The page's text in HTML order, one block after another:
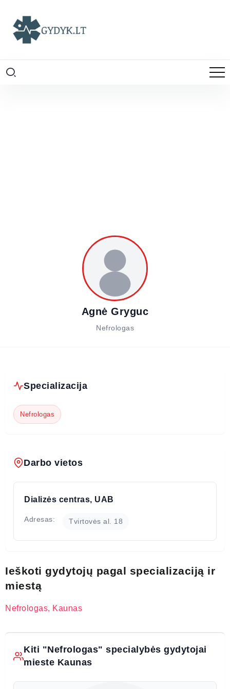
Agnė Gryguc
Nefrologas
Specializacija
Nefrologas
Darbo vietos
Dializės centras, UAB
Adresas: Tvirtovės al. 18
Ieškoti gydytojų pagal specializaciją ir
miestą
Nefrologas, Kaunas
Kiti "Nefrologas" specialybės gydytojai
mieste Kaunas